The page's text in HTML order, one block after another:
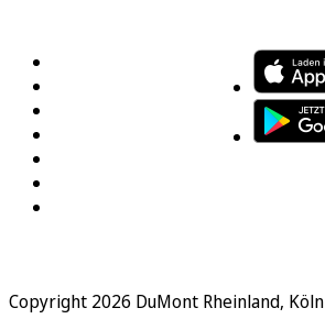
Copyright 2026 DuMont Rheinland, Köln